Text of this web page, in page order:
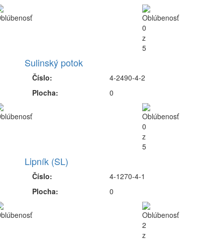
Sulinský potok
Číslo:
Plocha:
4-2490-4-2
0
Lipník (SL)
Číslo:
Plocha:
4-1270-4-1
0